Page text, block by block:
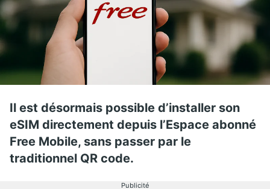
Il est désormais possible d’installer son
eSIM directement depuis l’Espace abonné
Free Mobile, sans passer par le
traditionnel QR code.
Publicité